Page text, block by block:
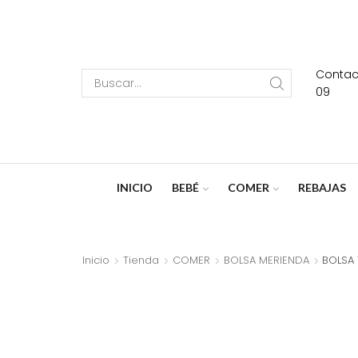
09
INICIO BEBÉ COMER REBAJAS
Inicio Tienda COMER BOLSA MERIENDA BOLSA